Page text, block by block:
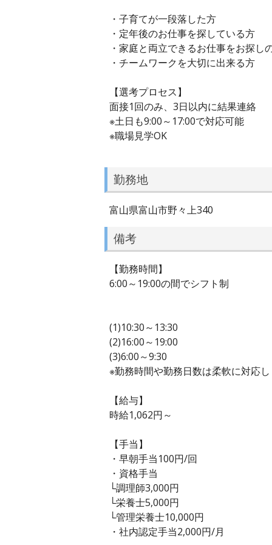
・子育てが一段落した方
・定年後のお仕事を探している方
・家庭と両立できるお仕事をお探し
・チームワークを大切に出来る方
【選考プロセス】
面接1回のみ、3日以内に結果連絡
※土日も9:00～17:00で対応可能
※職場見学OK
勤務地
富山県富山市野々上340
備考
【勤務時間】
6:00～19:00の間でシフト制
(1)10:30～13:30
(2)16:00～19:00
(3)6:00～9:30
※勤務時間や勤務日数は柔軟に対応
【給与】
時給1,062円～
【手当】
・早朝手当100円/回
・資格手当
└調理師3,000円
└栄養士5,000円
└管理栄養士10,000円
・社内認定手当2,000円/月